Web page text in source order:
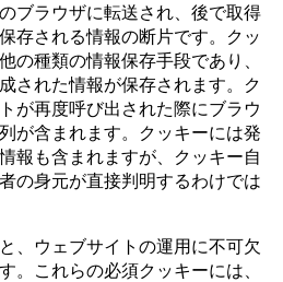
ブラウザに転送され、後で取得
存される情報の断片です。クッ
の種類の情報保存手段であり、
された情報が保存されます。ク
が再度呼び出された際にブラウ
が含まれます。クッキーには発
報も含まれますが、クッキー自
の身元が直接判明するわけでは
、ウェブサイトの運用に不可欠
。これらの必須クッキーには、